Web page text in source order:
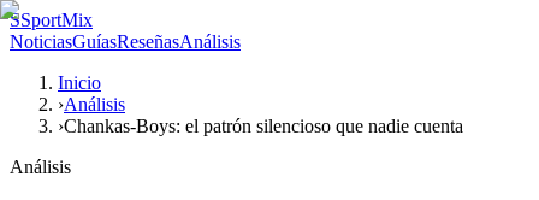
SSportMix
NoticiasGuíasReseñasAnálisis
Inicio
›Análisis
›Chankas-Boys: el patrón silencioso que nadie cuenta
Análisis